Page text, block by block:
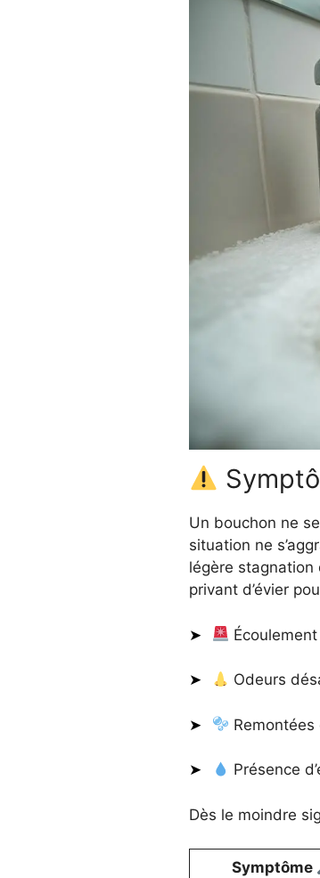
Un bouchon ne
situation ne
légère stagnation
privant d’évier
Odeurs
Présence
Dès le moindre
Symptôme